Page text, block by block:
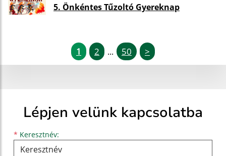
5. Önkéntes Tűzoltó Gyereknap
1 2 ... 50 >
Lépjen velünk kapcsolatba
* Keresztnév:
Keresztnév
Vezetéknév
E-mail cím